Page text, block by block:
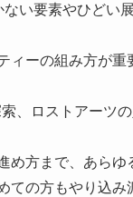
い要素やひどい
ーの組み方が
、ロストアーツ
方まで、あらゆ
の方もやり込